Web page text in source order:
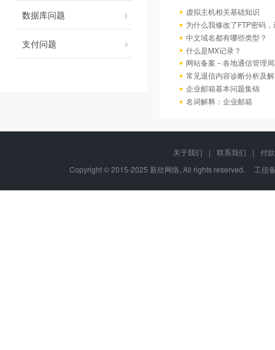
数据库问题
支付问题
虚拟主机相关基础知识
为什么我修改了FTP密码
中文域名都有哪些类型？
什么是MX记录？
网站备案－各地通信管理
常见退信内容诊断分析及
企业邮箱基本问题集锦
名词解释：企业邮箱
关于我们 | 联系我们 |
付
Copyright © 2015-2025 新欣网络, All rights reserved. 工信